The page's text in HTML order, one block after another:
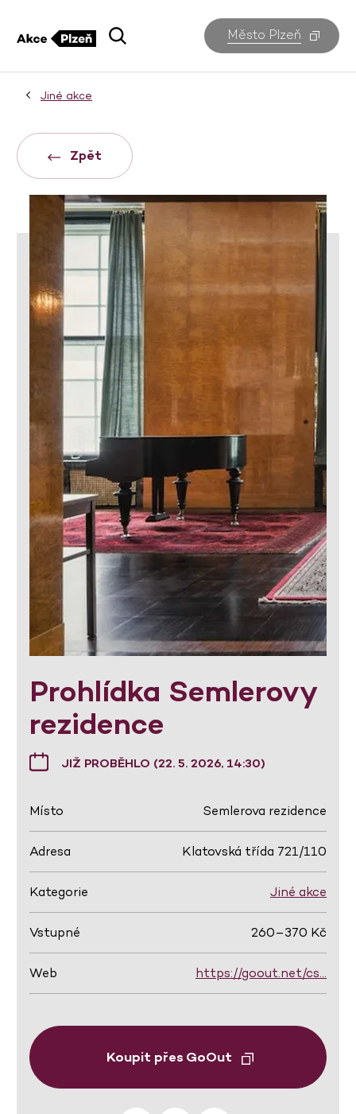
Město Plzeň
Jiné akce
Zpět
Prohlídka Semlerovy
rezidence
JIŽ PROBĚHLO (22. 5. 2026, 14:30)
Místo Semlerova rezidence
Adresa Klatovská třída 721/110
Kategorie Jiné akce
Vstupné 260–370 Kč
Web https://goout.net/cs…
Koupit přes GoOut